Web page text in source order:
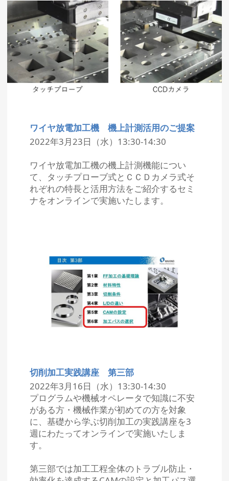
ワイヤ放電加工機 機上計測活用のご提案
2022年3月23日（水）13:30-14:30
ワイヤ放電加工機の機上計測機能につい
て、タッチプローブ式とＣＣＤカメラ式そ
れぞれの特長と活用方法をご紹介するセミ
ナをオンラインで実施いたします。
切削加工実践講座 第三部
2022年3月16日（水）13:30-14:30
プログラムや機械オペレータで知識に不安
がある方・機械作業が初めての方を対象
に、基礎から学ぶ切削加工の実践講座を3
週にわたってオンラインで実施いたしま
す。
第三部では加工工程全体のトラブル防止・